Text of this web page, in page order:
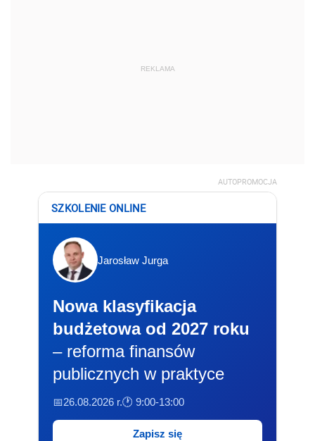
REKLAMA
AUTOPROMOCJA
SZKOLENIE ONLINE
Jarosław Jurga
Nowa klasyfikacja
budżetowa od 2027 roku
– reforma finansów
publicznych w praktyce
📅26.08.2026 r.🕐 9:00-13:00
Zapisz się